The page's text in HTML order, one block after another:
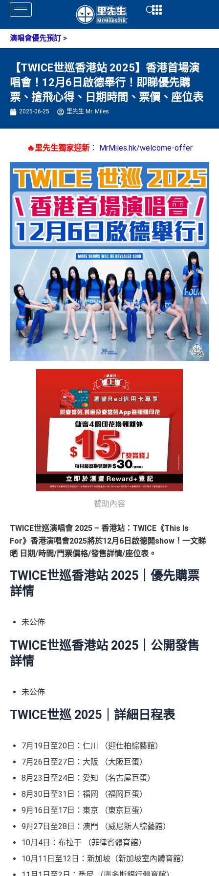
Skip
content
Open
演唱會優先預訂 >
【TWICE世巡香港站 2025】香港首場演
唱會！12月6日啟德舉行！即睇優先購
票、搶飛心得、日期時間、票價、座位表
2025-06-25 里先生 Mr. Miles
🔥里先生獨家迎新： MrMiles.hk/welcome-offer
贊助內容
TWICE世巡演唱會 2025 – 香港站：TWICE《This Is
For》香港演唱會2025將於12月6日啟德開show！ 一文睇
晒 日期/時間/門票價格/發售詳情/座位表。
TWICE世巡香港站 2025｜優先購票
詳情
未公佈
TWICE世巡香港站 2025｜公開發售
詳情
未公佈
TWICE世巡 2025｜詳細日程表
7月19日至20日：仁川 （迎仕柏綜藝館）
7月26日至27日：大阪 （大阪巨蛋）
8月23日至24日：愛知 （名古屋巨蛋）
8月30日至31日：福岡 （福岡巨蛋）
9月16日至17日：東京 （東京巨蛋）
9月27日至28日：澳門 （威尼斯人綜藝館）
10月4日：布拉干 （菲律賓體育館）
10月11日至12日：新加坡（新加坡室內體育館）